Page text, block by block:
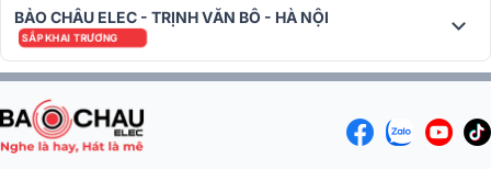
trời, dã ngoại hoặc sự kiện cộng đồng với quy mô vài chục
người. Công suất mạnh mẽ đảm bảo âm thanh phủ đều trong
không gian vừa phải (50-100 m²).
Biểu diễn bán chuyên: BEST ST-30 có thể hỗ trợ các buổi biểu
diễn âm nhạc, thuyết trình hoặc hội họp nhỏ, đặc biệt khi kết
hợp với ampli phù hợp qua cổng Speakon.
Sử dụng cá nhân: Người dùng yêu thích nghe nhạc hoặc tổ
BẢO CHÂU ELEC - TRỊNH VĂN BÔ - HÀ NỘI
SẮP KHAI TRƯƠNG